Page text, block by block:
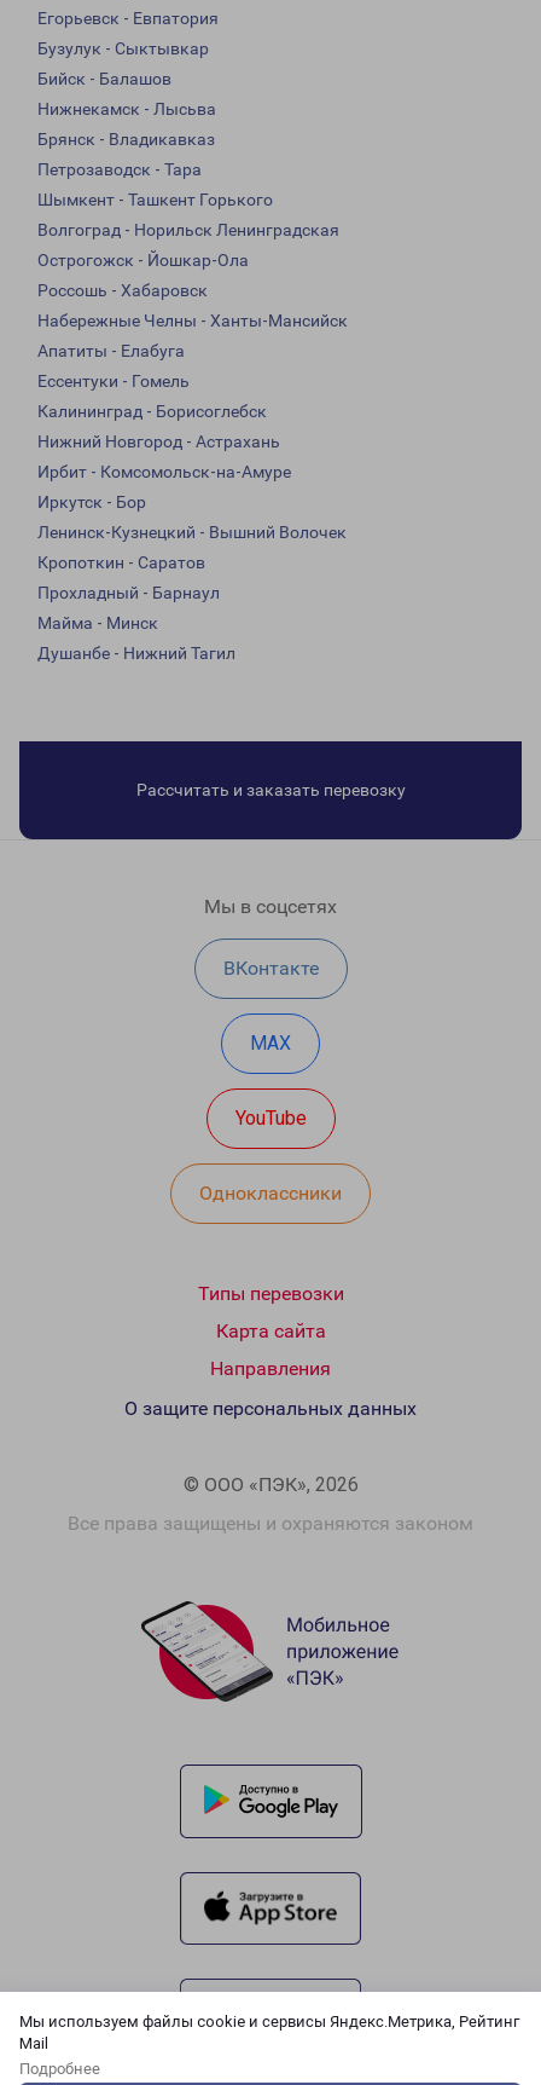
Мы используем файлы cookie и сервисы Яндекс.Метрика, Рейтинг
Mail
Подробнее
Егорьевск - Евпатория
Бузулук - Сыктывкар
Бийск - Балашов
Нижнекамск - Лысьва
Брянск - Владикавказ
Петрозаводск - Тара
Шымкент - Ташкент Горького
Волгоград - Норильск Ленинградская
Острогожск - Йошкар-Ола
Россошь - Хабаровск
Набережные Челны - Ханты-Мансийск
Апатиты - Елабуга
Ессентуки - Гомель
Калининград - Борисоглебск
Нижний Новгород - Астрахань
Ирбит - Комсомольск-на-Амуре
Иркутск - Бор
Ленинск-Кузнецкий - Вышний Волочек
Кропоткин - Саратов
Прохладный - Барнаул
Майма - Минск
Душанбе - Нижний Тагил
Рассчитать и заказать перевозку
Мы в соцсетях
ВКонтакте
MAX
YouTube
Одноклассники
Типы перевозки
Карта сайта
Направления
© ООО «ПЭК», 2026
Все права защищены и охраняются законом
О защите персональных данных